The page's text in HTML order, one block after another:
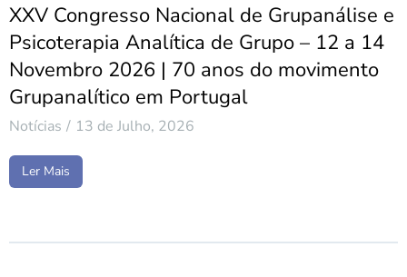
XXV Congresso Nacional de Grupanálise e
Psicoterapia Analítica de Grupo – 12 a 14
Novembro 2026 | 70 anos do movimento
Grupanalítico em Portugal
Notícias 13 de Julho, 2026
Ler Mais